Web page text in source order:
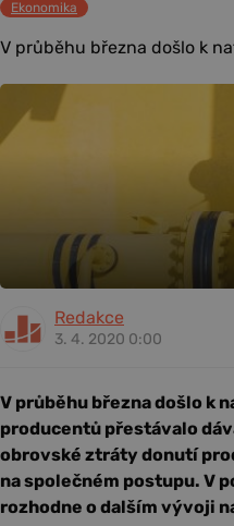
Ekonomika
V průběhu března došlo k
Redakce
3. 4. 2020 0:00
V průběhu března došlo k
producentů přestávalo
obrovské ztráty donutí
na společném postupu. V
rozhodne o dalším vývoji